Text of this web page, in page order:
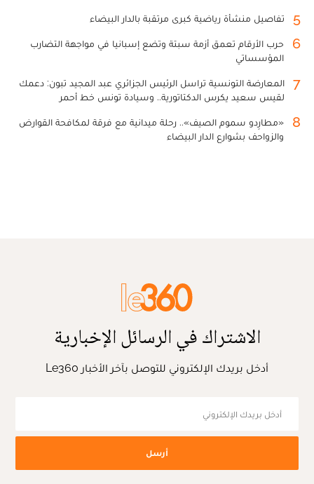
5 تفاصيل منشأة رياضية كبرى مرتقبة بالدار البيضاء
6
حرب الأرقام تعمق أزمة سبتة وتضع إسبانيا في مواجهة التضارب
المؤسساتي
7
المعارضة التونسية تراسل الرئيس الجزائري عبد المجيد تبون: دعمك
لقيس سعيد يكرس الدكتاتورية.. وسيادة تونس خط أحمر
8
«مطارِدو سموم الصيف».. رحلة ميدانية مع فرقة لمكافحة القوارض
والزواحف بشوارع الدار البيضاء
الاشتراك في الرسائل الإخبارية
أدخل بريدك الإلكتروني للتوصل بآخر الأخبار Le360
أرسل